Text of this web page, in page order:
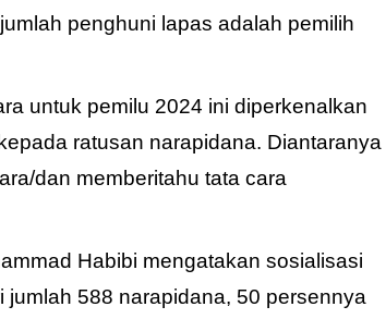
penghuni lapas adalah pemilih
untuk pemilu 2024 ini diperkenalkan
ratusan narapidana. Diantaranya
dan memberitahu tata cara
Habibi mengatakan sosialisasi
jumlah 588 narapidana, 50 persennya